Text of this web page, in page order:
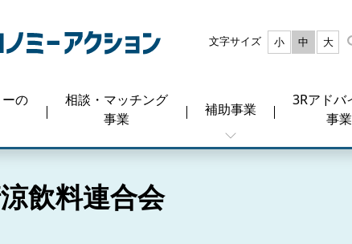
文字サイズ 小 中 大
の
相談・マッチング
事業
補助事業
3Rアドバ
事業
飲料連合会